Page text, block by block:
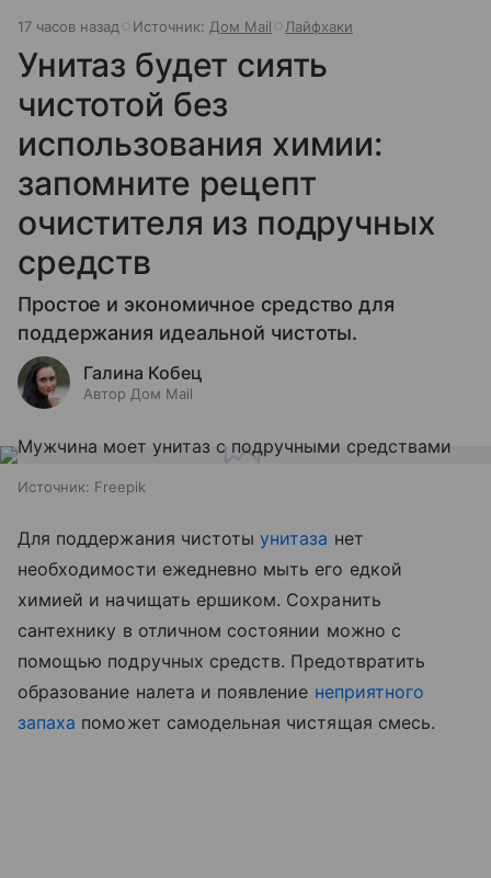
17 часов назад Источник: Дом Mail Лайфхаки
Унитаз будет сиять
чистотой без
использования химии:
запомните рецепт
очистителя из подручных
средств
Простое и экономичное средство для
поддержания идеальной чистоты.
Галина Кобец
Автор Дом Mail
Источник: Freepik
Для поддержания чистотыунитаза нет
необходимости ежедневно мыть его едкой
химией и начищать ершиком. Сохранить
сантехнику в отличном состоянии можно с
помощью подручных средств. Предотвратить
образование налета и появление неприятного
запаха поможет самодельная чистящая смесь.